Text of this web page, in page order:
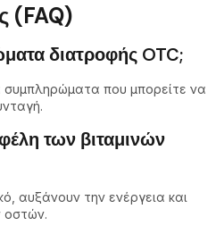
(FAQ)
διατροφής OTC;
συμπληρώματα που μπορείτε να
των βιταμινών
αυξάνουν την ενέργεια και
οστών.